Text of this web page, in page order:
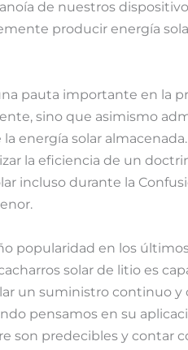
de nuestros
producir energía
pauta importante en la
sino que asimismo
energía solar
la eficiencia de un
incluso durante la
popularidad en los
solar de litio es
un suministro continuo
pensamos en su
son predecibles y contar